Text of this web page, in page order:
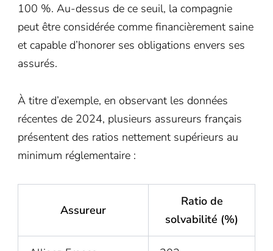
100 %. Au-dessus de ce seuil, la compagnie
peut être considérée comme financièrement saine
et capable d’honorer ses obligations envers ses
assurés.
À titre d’exemple, en observant les données
récentes de 2024, plusieurs assureurs français
présentent des ratios nettement supérieurs au
minimum réglementaire :
Assureur
Ratio de
solvabilité (%)